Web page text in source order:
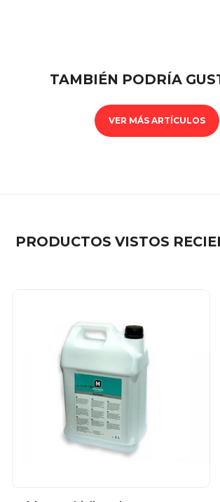
TAMBIÉN PODRÍA
VER MÁS ARTÍCULOS
PRODUCTOS VISTOS